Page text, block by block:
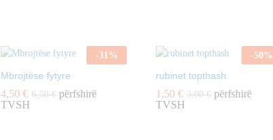
-31 %
Mbrojtëse fytyre
4,50 € 6,50€ përfshirë
TVSH
-50%
rubinet topthash
1,50 € 3,00€ përfshirë
TVSH